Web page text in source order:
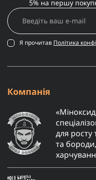
подарункове
5% на першу
Я прочитав Політика
Компанія
для росту
та